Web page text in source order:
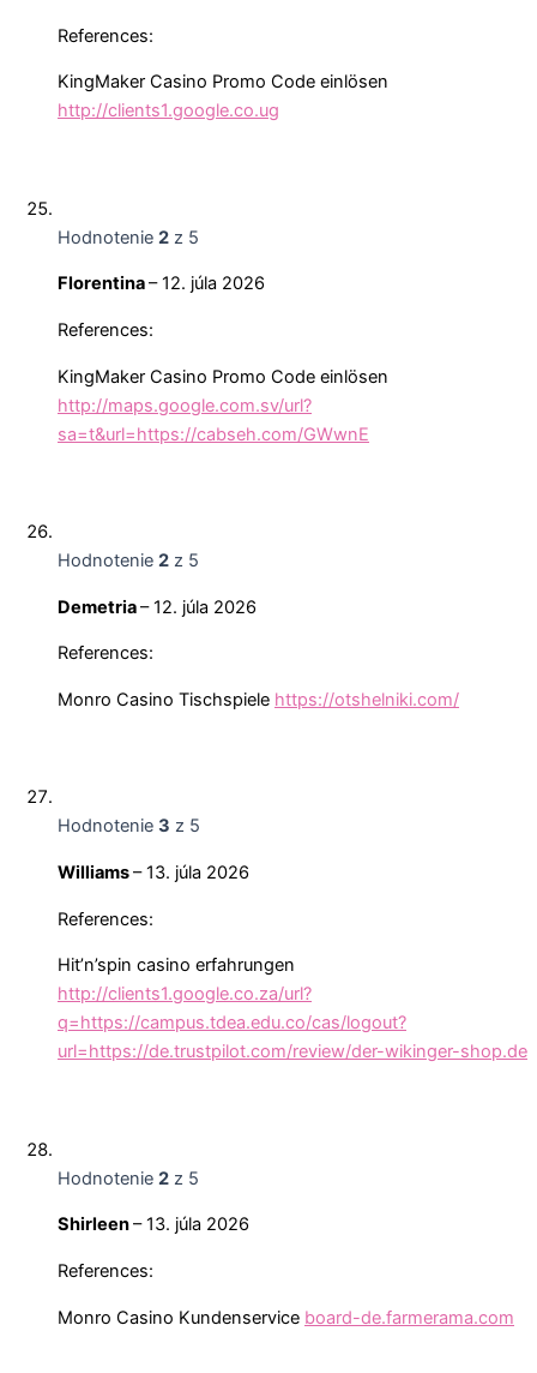
References:
KingMaker Casino Promo Code einlösen
http://clients1.google.co.ug
Hodnotenie 2 z 5
Florentina– 12. júla 2026
References:
KingMaker Casino Promo Code einlösen
http://maps.google.com.sv/url?
sa=t&url=https://cabseh.com/GWwnE
Hodnotenie 2 z 5
Demetria– 12. júla 2026
References:
Monro Casino Tischspiele https://otshelniki.com/
Hodnotenie 3 z 5
Williams– 13. júla 2026
References:
Hit’n’spin casino erfahrungen
http://clients1.google.co.za/url?
q=https://campus.tdea.edu.co/cas/logout?
url=https://de.trustpilot.com/review/der-wikinger-shop.de
Hodnotenie 2 z 5
Shirleen– 13. júla 2026
References:
Monro Casino Kundenservice board-de.farmerama.com